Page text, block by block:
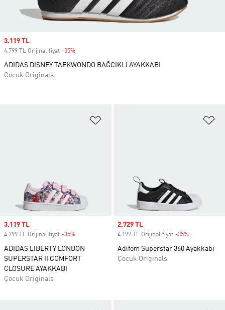
Sale price
3.119 TL
4.799 TL Orijinal fiyat -35%
ADIDAS LIBERTY LONDON
SUPERSTAR II COMFORT
CLOSURE AYAKKABI
Çocuk Originals
Sale price
2.729 TL
4.199 TL Orijinal fiyat -35%
Adifom Superstar 360 Ayakkabı
Çocuk Originals
Sale price
3.119 TL
4.799 TL Orijinal fiyat -35%
ADIDAS DISNEY TAEKWONDO BAĞCIKLI AYAKKABI
Çocuk Originals